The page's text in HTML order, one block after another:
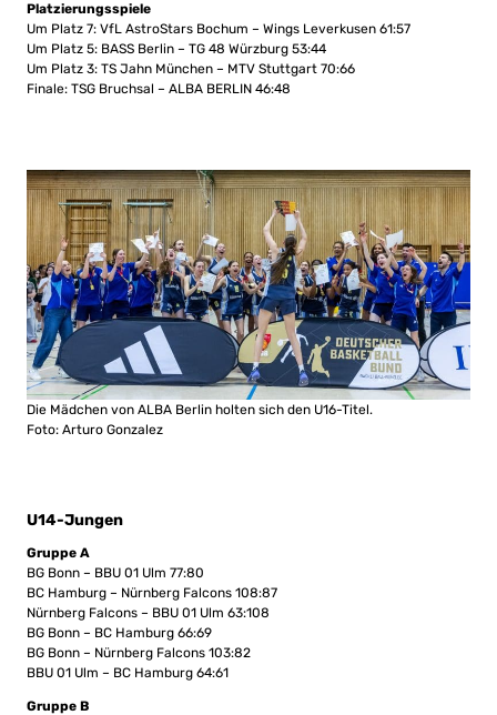
Platzierungsspiele
Um Platz 7: VfL AstroStars Bochum – Wings Leverkusen 61:57
Um Platz 5: BASS Berlin – TG 48 Würzburg 53:44
Um Platz 3: TS Jahn München – MTV Stuttgart 70:66
Finale: TSG Bruchsal – ALBA BERLIN 46:48
Die Mädchen von ALBA Berlin holten sich den U16-Titel.
Foto: Arturo Gonzalez
U14-Jungen
Gruppe A
BG Bonn – BBU 01 Ulm 77:80
BC Hamburg – Nürnberg Falcons 108:87
Nürnberg Falcons – BBU 01 Ulm 63:108
BG Bonn – BC Hamburg 66:69
BG Bonn – Nürnberg Falcons 103:82
BBU 01 Ulm – BC Hamburg 64:61
Gruppe B